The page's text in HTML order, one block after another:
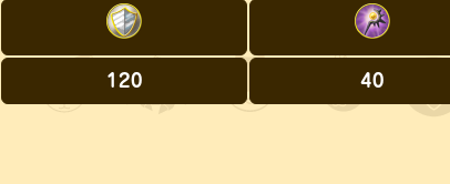
120 40